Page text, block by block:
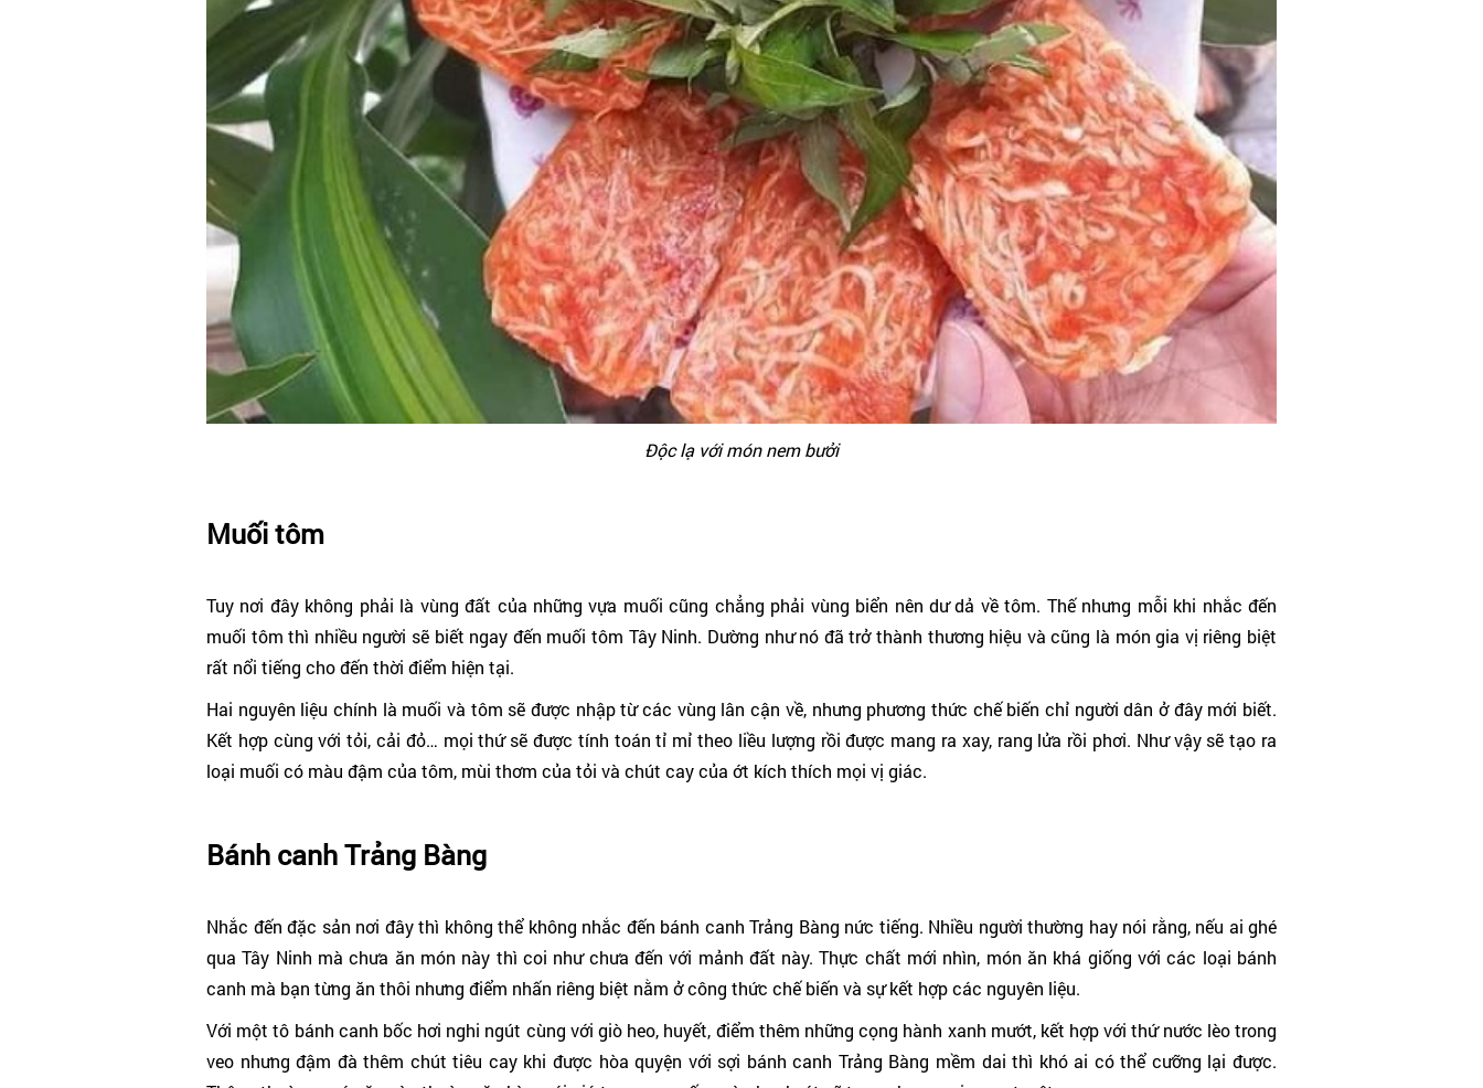
Độc lạ với món nem bưởi
Muối tôm
Tuy nơi đây không phải là vùng đất của những vựa muối cũng chẳng phải vùng biển nên dư dả về tôm. Thế nhưng mỗi khi nhắc đến
muối tôm thì nhiều người sẽ biết ngay đến muối tôm Tây Ninh. Dường như nó đã trở thành thương hiệu và cũng là món gia vị riêng biệt
rất nổi tiếng cho đến thời điểm hiện tại.
Hai nguyên liệu chính là muối và tôm sẽ được nhập từ các vùng lân cận về, nhưng phương thức chế biến chỉ người dân ở đây mới biết.
Kết hợp cùng với tỏi, cải đỏ… mọi thứ sẽ được tính toán tỉ mỉ theo liều lượng rồi được mang ra xay, rang lửa rồi phơi. Như vậy sẽ tạo ra
loại muối có màu đậm của tôm, mùi thơm của tỏi và chút cay của ớt kích thích mọi vị giác.
Bánh canh Trảng Bàng
Nhắc đến đặc sản nơi đây thì không thể không nhắc đến bánh canh Trảng Bàng nức tiếng. Nhiều người thường hay nói rằng, nếu ai ghé
qua Tây Ninh mà chưa ăn món này thì coi như chưa đến với mảnh đất này. Thực chất mới nhìn, món ăn khá giống với các loại bánh
canh mà bạn từng ăn thôi nhưng điểm nhấn riêng biệt nằm ở công thức chế biến và sự kết hợp các nguyên liệu.
Với một tô bánh canh bốc hơi nghi ngút cùng với giò heo, huyết, điểm thêm những cọng hành xanh mướt, kết hợp với thứ nước lèo trong
veo nhưng đậm đà thêm chút tiêu cay khi được hòa quyện với sợi bánh canh Trảng Bàng mềm dai thì khó ai có thể cưỡng lại được.